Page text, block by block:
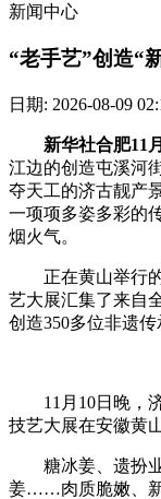
新闻中心
“老手艺”创造“
日期: 2026-08-09
新华社合肥11
江边的创造屯溪河
夺天工的济古靓产
一项项多姿多彩的
烟火气。
正在黄山举行的
艺大展汇集了来自
创造350多位非遗
11月10日晚，济
技艺大展在安徽黄
糖冰姜、遗扮业
姜……肉质脆嫩、新